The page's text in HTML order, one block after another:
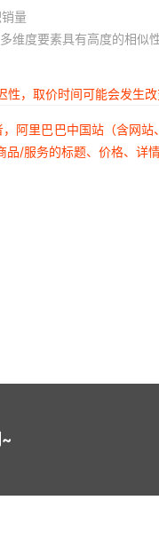
量
度要素具有高度的相似
，取价时间可能会发生
阿里巴巴中国站（含网
/服务的标题、价格、